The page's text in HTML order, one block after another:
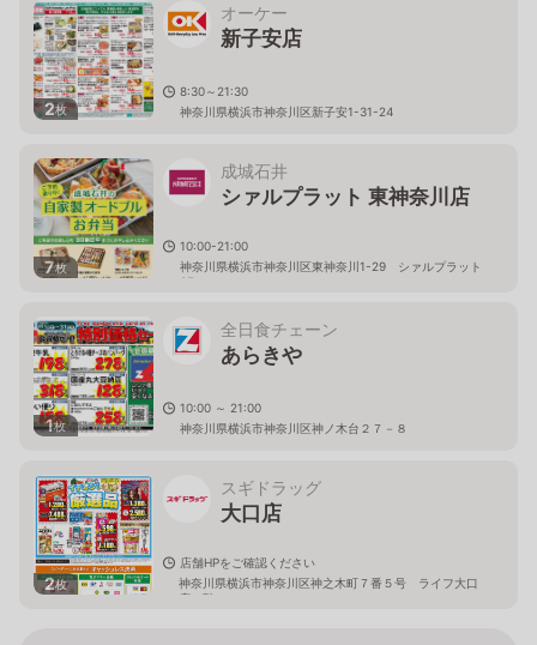
2枚
オーケー
新子安店
8:30～21:30
神奈川県横浜市神奈川区新子安1-31-24
7枚
成城石井
シァルプラット 東神奈川店
10:00-21:00
神奈川県横浜市神奈川区東神奈川1-29 シァルプラット
2F
1枚
全日食チェーン
あらきや
10:00 ～ 21:00
神奈川県横浜市神奈川区神ノ木台２７－８
2枚
スギドラッグ
大口店
店舗HPをご確認ください
神奈川県横浜市神奈川区神之木町７番５号 ライフ大口
店２階